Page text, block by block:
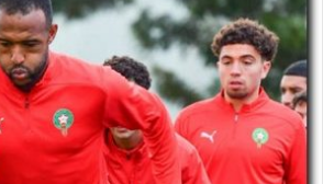
ل
ب
ي
د
ا
إ